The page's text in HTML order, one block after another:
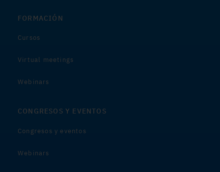
FORMACIÓN
Cursos
Virtual meetings
Webinars
CONGRESOS Y EVENTOS
Congresos y eventos
Webinars